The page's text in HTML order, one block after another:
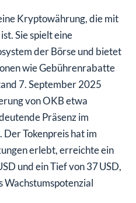
Kryptowährung, die mit
Sie spielt eine
der Börse und bietet
wie Gebührenrabatte
7. September 2025
von OKB etwa
Präsenz im
Tokenpreis hat im
erlebt, erreichte ein
und ein Tief von 37 USD,
Wachstumspotenzial